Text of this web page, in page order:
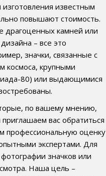
известным
повышают стоимость.
драгоценных камней или
– все это
значки, связанные с
космоса, крупными
80) или выдающимися
по вашему мнению,
вас обратиться
профессиональную оценку
экспертами. Для
значков или
Наша цель –